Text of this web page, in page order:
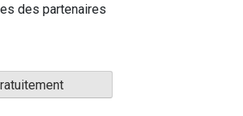
des partenaires